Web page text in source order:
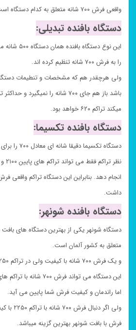
واقعی فرش ۷۰۰ شانه متعلق به کدام دستگاه است
دستگاه بافنده تبدیلی:
این نوع
را به فرش ۷۰۰ شانه تنظیم کرده اند.
باشد باز هم جای ۷۰۰ شانه را
میکند تراکم ۶۲۰ خواهد بود.
دستگاه بافنده تکسیما:
دستگاه
داشت.
دستگاه بافنده شونهر:
دستگاه شونهر یکی از بهترین دستگاه های
متعلق به کشور آلمان است.
و یک فرش ۷۰۰ شانه با کیفیت ولی در تراکم ۲۲۵۰ را به شما می دهد.
اما راندمان و کیفیت فرش شما پایین می آید.
ولی اگر
فرش با بافت شونهر بهترین گزینه میباشد.